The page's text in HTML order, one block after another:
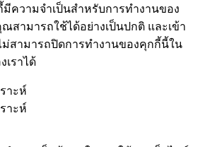
ความจำเป็นสำหรับการทำงานของ
ณสามารถใช้ได้อย่างเป็นปกติ และเข้า
สามารถปิดการทำงานของคุกกี้นี้ใน
เราได้
าะห์
าะห์